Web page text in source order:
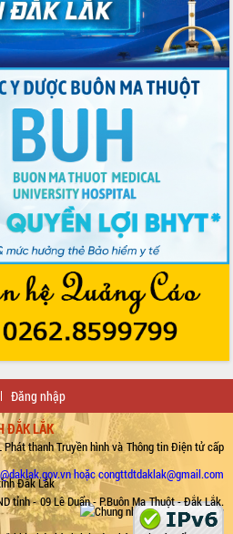
Đăng nhập
ĐẮK LẮK
Phát thanh Truyền hình và Thông tin Điện tử cấp
Đắk Lắk
tỉnh - 09 Lê Duẩn - P.Buôn Ma Thuột - Đắk Lắk.
hoặc congttdtdaklak@gmail.com